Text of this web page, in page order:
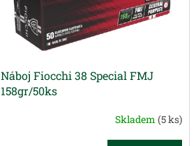
Náboj Fiocchi 38 Special FMJ
158gr/50ks
Skladem (5 ks)